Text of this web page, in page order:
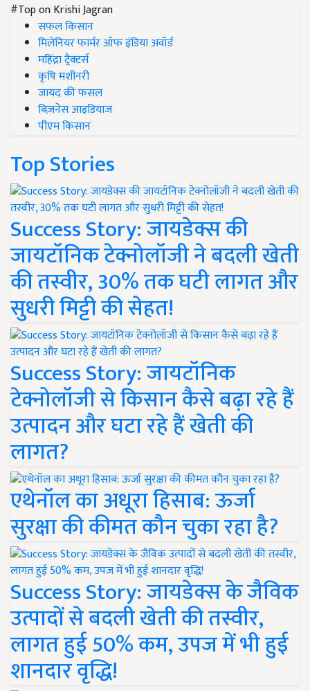
#Top on Krishi Jagran
सफल किसान
मिलेनियर फार्मर ऑफ इंडिया अवॉर्ड
महिंद्रा ट्रैक्टर्स
कृषि मशीनरी
जायद की फसल
बिज़नेस आइडियाज
पीएम किसान
Top Stories
Success Story: जायडेक्स की
जायटॉनिक टेक्नोलॉजी ने बदली खेती
की तस्वीर, 30% तक घटी लागत और
सुधरी मिट्टी की सेहत!
Success Story: जायटॉनिक
टेक्नोलॉजी से किसान कैसे बढ़ा रहे हैं
उत्पादन और घटा रहे हैं खेती की
लागत?
एथेनॉल का अधूरा हिसाब: ऊर्जा
सुरक्षा की कीमत कौन चुका रहा है?
Success Story: जायडेक्स के जैविक
उत्पादों से बदली खेती की तस्वीर,
लागत हुई 50% कम, उपज में भी हुई
शानदार वृद्धि!